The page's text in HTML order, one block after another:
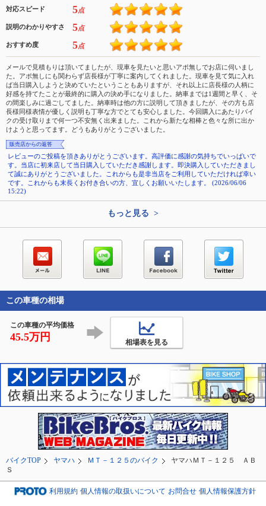
対応スピード 5点
説明のわかりやすさ 5点
おすすめ度 5点
メールで見積もりは頂いてましたが、現車を見たいと思いアポ無しでお店に伺いまし
た。アポ無しにも関わらず店長様が丁寧に案内してくれました。現車を見て気に入れ
ば当日購入しようと決めていたということもありますが、それ以上に店長様の人柄に
好感を持てたことが最終的に購入の決め手になりました。納車までは1週間と早く、そ
の間楽しみに過ごしてました。納車時は他の方に説明して頂きましたが、その方も店
長様同様表情が優しく説明も丁寧な方でとても安心しました。今回購入にあたりバイ
クの受け取りまで何一つ不安無く出来ました。これから新たな相棒と色々な所に出か
けようと思ってます。どうもありがとうございました。
販売店からの返答
レビューのご投稿を頂きありがとうございます。高評価に感謝の気持ちでいっぱいで
す。当店に初来店して当日購入していただき感謝します。即決購入していただきまし
て誠にありがとうございました。これからも是非当店をご利用していただければ幸い
です。これからも末長くお付き合いの方、宜しくお願いいたします。 (2026/06/06
15:22)
もっと見る >
この車種の相場
この車種の平均価格
45.5万円 相場表を見る
バイクTOP ヤマハ ＭＴ－１２５のバイク
ヤマハＭＴ－１２５ ＡＢ
Ｓ
利用規約 個人情報の取扱いについて お問合せ 個人情報保護方針